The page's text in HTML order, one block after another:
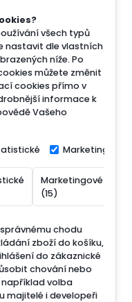
všech typů
nastavit dle vlastních
níže. Po
můžete změnit
cookies přímo v
informace k
Vašeho
Marketingové
Marketingové
(15)
chodu
zboží do košíku,
do zákaznické
chování nebo
například volba
majitelé i developeři